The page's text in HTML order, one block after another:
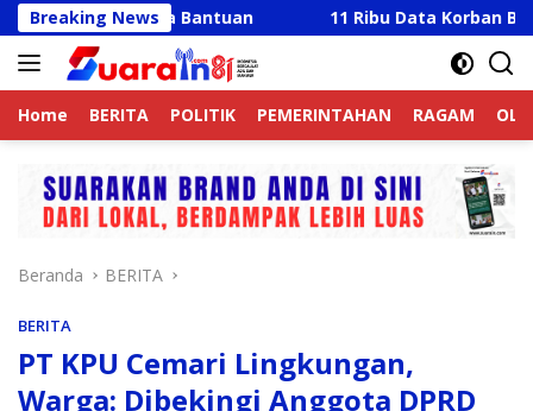
Langsung
ke
konten
Breaking News
Bantuan 11 Ribu Data Korban Banjir Langkat
Home BERITA POLITIK PEMERINTAHAN RAGAM
Beranda BERITA
BERITA
PT KPU Cemari Lingkungan,
Warga: Dibekingi Anggota DPRD